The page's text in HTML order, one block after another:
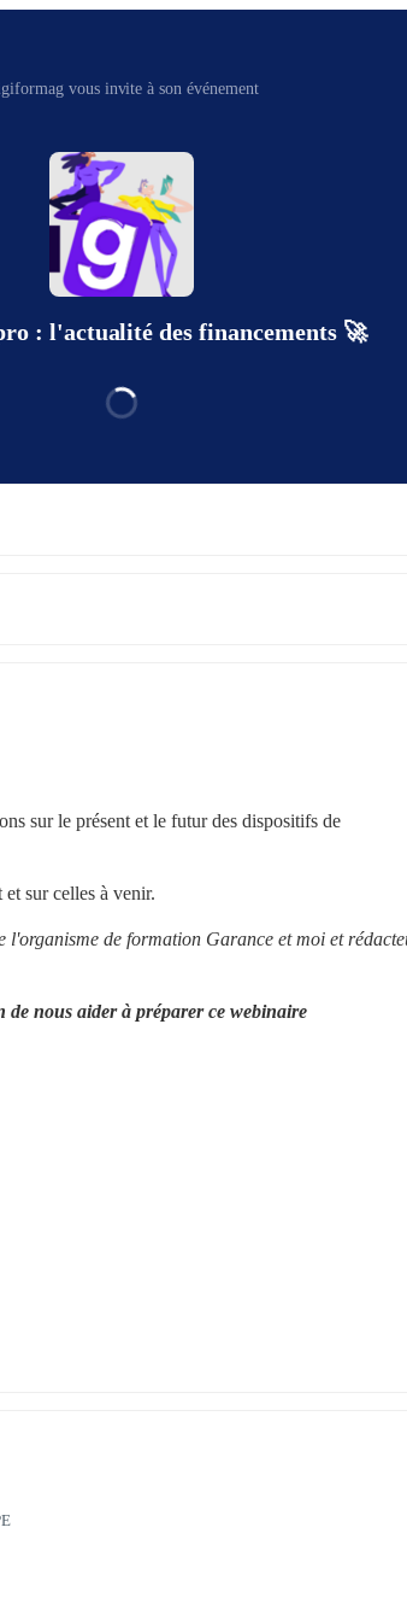
vous invite à son événement
: l'actualité des financements 🚀
sur le présent et le futur des dispositifs de
sur celles à venir.
l'organisme de formation Garance et moi et
de nous aider à préparer ce webinaire